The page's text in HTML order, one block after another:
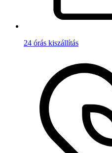
24 órás kiszállítás